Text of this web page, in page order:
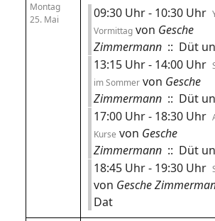
Montag
25. Mai
09:30 Uhr - 10:30 Uhr
Vormittag von Gesche
Zimmermann :: Düt
13:15 Uhr - 14:00 Uhr
im Sommer von Gesche
Zimmermann :: Düt
17:00 Uhr - 18:30 Uhr
Kurse von Gesche
Zimmermann :: Düt
18:45 Uhr - 19:30 Uhr
von Gesche
Dat